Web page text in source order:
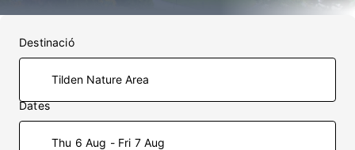
Destinació
Dates
Thu 6 Aug - Fri 7 Aug